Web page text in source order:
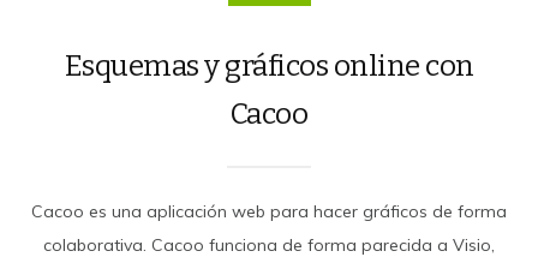
Esquemas y gráficos online con
Cacoo
Cacoo es una aplicación web para hacer gráficos de forma
colaborativa. Cacoo funciona de forma parecida a Visio,